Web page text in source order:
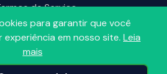
para garantir que você
em nosso site. Leia
mais
de Serviço